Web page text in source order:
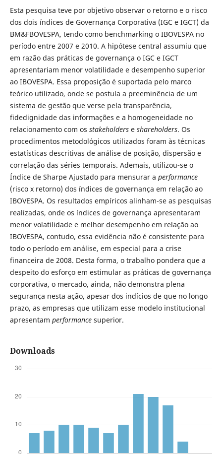
Esta pesquisa teve por objetivo observar o retorno e o risco
dos dois índices de Governança Corporativa (IGC e IGCT) da
BM&FBOVESPA, tendo como benchmarking o IBOVESPA no
período entre 2007 e 2010. A hipótese central assumiu que
em razão das práticas de governança o IGC e IGCT
apresentariam menor volatilidade e desempenho superior
ao IBOVESPA. Essa proposição é suportada pelo marco
teórico utilizado, onde se postula a preeminência de um
sistema de gestão que verse pela transparência,
fidedignidade das informações e a homogeneidade no
relacionamento com os stakeholderse shareholders. Os
procedimentos metodológicos utilizados foram às técnicas
estatísticas descritivas de análise de posição, dispersão e
correlação das séries temporais. Ademais, utilizou-se o
Índice de Sharpe Ajustado para mensurar a performance
(risco x retorno) dos índices de governança em relação ao
IBOVESPA. Os resultados empíricos alinham-se as pesquisas
realizadas, onde os índices de governança apresentaram
menor volatilidade e melhor desempenho em relação ao
IBOVESPA, contudo, essa evidência não é consistente para
todo o período em análise, em especial para a crise
financeira de 2008. Desta forma, o trabalho pondera que a
despeito do esforço em estimular as práticas de governança
corporativa, o mercado, ainda, não demonstra plena
segurança nesta ação, apesar dos indícios de que no longo
prazo, as empresas que utilizam esse modelo institucional
apresentam performancesuperior.
Downloads